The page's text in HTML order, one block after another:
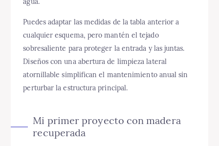
Puedes adaptar las medidas de la tabla anterior a
cualquier esquema, pero mantén el tejado
sobresaliente para proteger la entrada y las juntas.
Diseños con una abertura de limpieza lateral
atornillable simplifican el mantenimiento anual sin
perturbar la estructura principal.
Mi primer proyecto con madera
recuperada